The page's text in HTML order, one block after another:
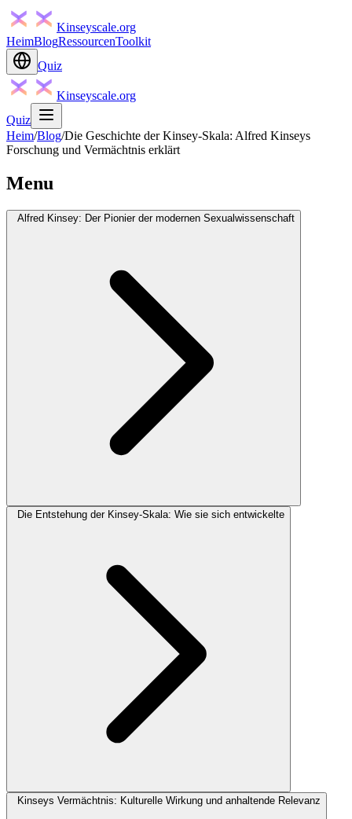
Kinseyscale.org
HeimBlogRessourcenToolkit
Quiz
Kinseyscale.org
Quiz
Heim/Blog/Die Geschichte der Kinsey-Skala: Alfred Kinseys
Forschung und Vermächtnis erklärt
Menu
Alfred Kinsey: Der Pionier der modernen Sexualwissenschaft
Die Entstehung der Kinsey-Skala: Wie sie sich entwickelte
Kinseys Vermächtnis: Kulturelle Wirkung und anhaltende Relevanz